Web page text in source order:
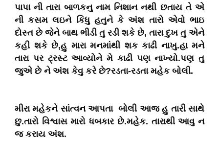
પાપા ની તારા બાળકનુ નામ નિશાન નથી છતાય તે એ
ની કસમ લઇને કિધુ હતુને કે અંશ તારો એવો ભાઇ
દોસ્ત છે જેને બાથ ભીડી તુ રડી શકે છે, તારા દુખ તુ એને
કહી શકે છે,હુ મારા મનમાંથી શક કાઢી નાખુ.હા મને
તારા પર ટ્રસ્ટ આવ્યોને મે કાઢી પણ નાખ્યો.પણ તુ
જુએ છે ને અંશ કેવુ કરે છે?રડતા-રડતા મહેક બોલી.
મીરા મહેકને સાંત્વન આપતા બોલી આજ હુ તારી સાથે
છુ.તારો વિશ્વાસ મારો ધબકાર છે.મહેક. તારાથી આવુ ન
જ કરાય અંશ.